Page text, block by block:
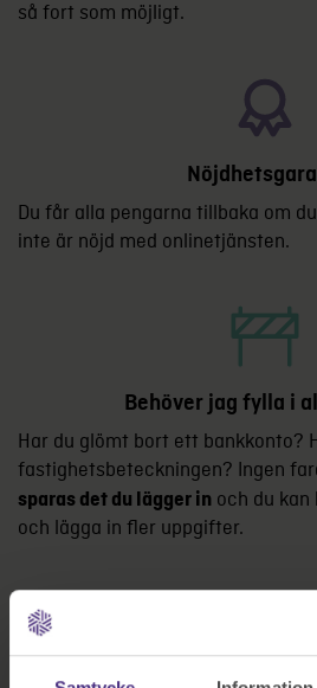
så fort som möjligt.
Du får alla pengarna tillbaka om
inte är nöjd med onlinetjänsten.
Behöver jag fylla i
Har du glömt bort ett bankkonto?
fastighetsbeteckningen? Ingen
sparas det du lägger in och du
och lägga in fler uppgifter.